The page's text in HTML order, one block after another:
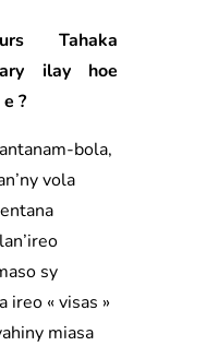
Tahaka
ilay hoe
?
bola,
vola
sy
ireo « visas »
miasa